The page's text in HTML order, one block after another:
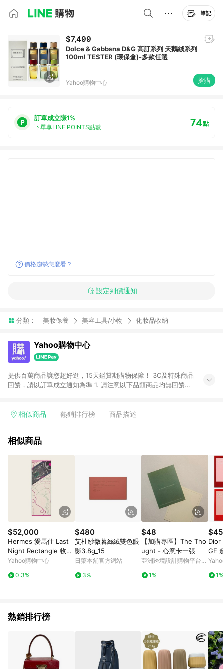
筆記
$7,499
Dolce & Gabbana D&G 高訂系列 天鵝絨系列
100ml TESTER (環保盒)-多款任選
Yahoo購物中心 搶購
訂單成立賺1%
下單享LINE POINTS點數 74點
價格趨勢怎麼看？
設定到價通知
分類： 美妝保養 美容工具/小物 化妝品收納
Yahoo購物中心
提供百萬商品讓您超好逛，15天鑑賞期購物保障！ 3C及特殊商品
回饋，請以訂單成立通知為準 1. 請注意以下品類商品均無回饋：
電玩/遊戲/相機/單眼/鏡頭/拍立得 [2024/6/1起適用] -內接硬
的購回饋活動享Yahoo超贈點回饋者 - 購物中心商店之商品：商
3. 訂單回饋金額將扣除運費/購物金/超贈點/福利金/紅利折抵/折
價券等虛擬貨幣折抵 4. 大宗採購或批發轉賣不具回饋資格： 如
有相關事證認定您為大宗採購、批發轉賣而非最終消費使用者，
相關認定以Yahoo購物中心之認定為準
相似商品 熱銷排行榜 商品描述
相似商品
$52,000
Hermes 愛馬仕 Last
Night Rectangle 收音
機絲巾 米色（63*180c
Yahoo購物中心
0.3%
$480
艾杜紗微暮絲絨雙色眼
影3.8g_15
日藥本舖官方網站
3%
$48
【加購專區】The Tho
ught - 心意卡一張
亞洲跨境設計購物平台
1%
Dior
GE
框組
1%
熱銷排行榜